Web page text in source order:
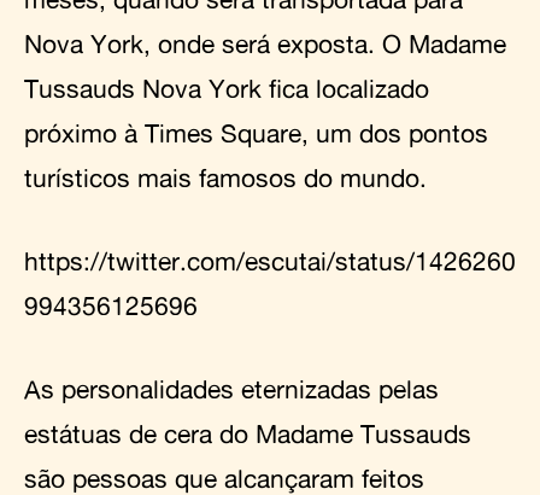
Nova York, onde será exposta. O Madame
Tussauds Nova York fica localizado
próximo à Times Square, um dos pontos
turísticos mais famosos do mundo.
https://twitter.com/escutai/status/1426260
994356125696
As personalidades eternizadas pelas
estátuas de cera do Madame Tussauds
são pessoas que alcançaram feitos